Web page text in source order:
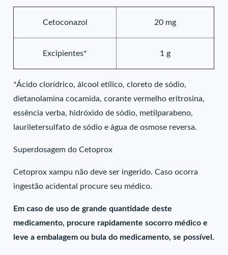
Cetoconazol 20 mg
Excipientes* 1 g
*Ácido clorídrico, álcool etílico, cloreto de sódio,
dietanolamina cocamida, corante vermelho eritrosina,
essência verba, hidróxido de sódio, metilparabeno,
lauriletersulfato de sódio e água de osmose reversa.
Superdosagem do Cetoprox
Cetoprox xampu não deve ser ingerido. Caso ocorra
ingestão acidental procure seu médico.
Em caso de uso de grande quantidade deste
medicamento, procure rapidamente socorro médico e
leve a embalagem ou bula do medicamento, se possível.